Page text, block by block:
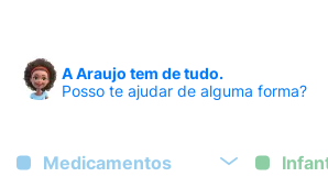
A Araujo tem de tudo.
Posso te ajudar de alguma forma?
Medicamentos